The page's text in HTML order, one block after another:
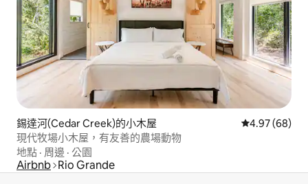
錫達河(Cedar Creek)的小木屋 從 68 則評價
4.97 (68)
現代牧場小木屋，有友善的農場動物
地點 · 周邊 · 公園
Airbnb Rio Grande